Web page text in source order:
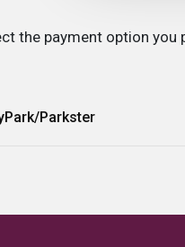
the payment option
Parkster
Double-check that you have